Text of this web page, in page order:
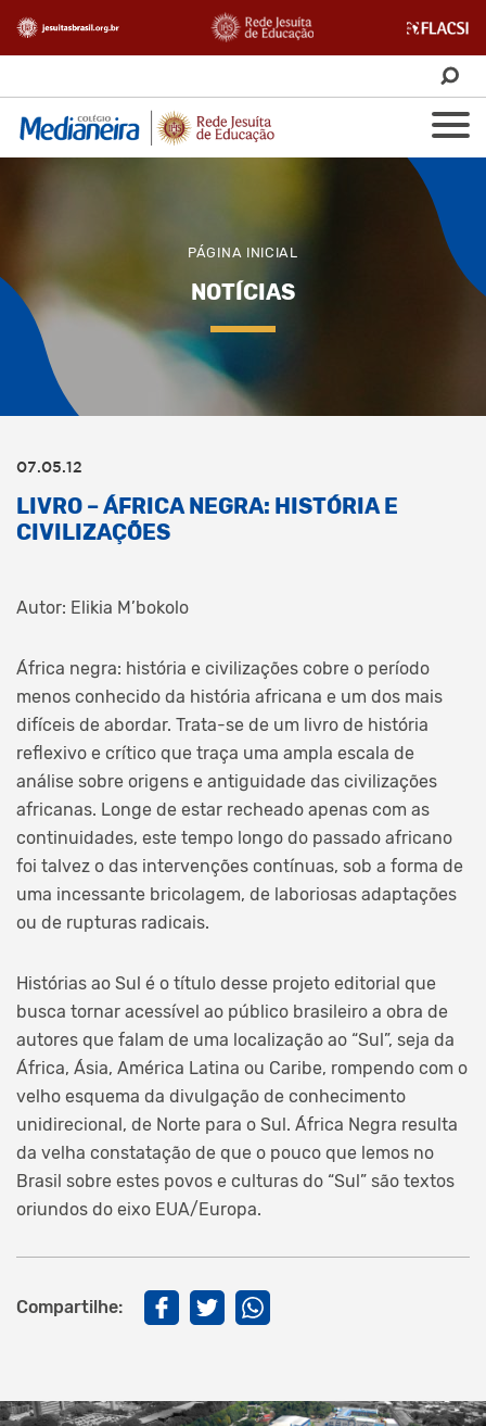
PÁGINA INICIAL
NOTÍCIAS
07.05.12
LIVRO – ÁFRICA NEGRA: HISTÓRIA E
CIVILIZAÇÕES
Autor: Elikia M’bokolo
África negra: história e civilizações cobre o período
menos conhecido da história africana e um dos mais
difíceis de abordar. Trata-se de um livro de história
reflexivo e crítico que traça uma ampla escala de
análise sobre origens e antiguidade das civilizações
africanas. Longe de estar recheado apenas com as
continuidades, este tempo longo do passado africano
foi talvez o das intervenções contínuas, sob a forma de
uma incessante bricolagem, de laboriosas adaptações
ou de rupturas radicais.
Histórias ao Sul é o título desse projeto editorial que
busca tornar acessível ao público brasileiro a obra de
autores que falam de uma localização ao “Sul”, seja da
África, Ásia, América Latina ou Caribe, rompendo com o
velho esquema da divulgação de conhecimento
unidirecional, de Norte para o Sul. África Negra resulta
da velha constatação de que o pouco que lemos no
Brasil sobre estes povos e culturas do “Sul” são textos
oriundos do eixo EUA/Europa.
Compartilhe: